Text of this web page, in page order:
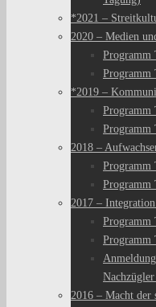
*2021 –
2020 – Medien
Programm
Programm
*2019 –
Programm
Programm
2018 –
Programm
Programm
2017 –
Programm
Programm
2016 – Macht der